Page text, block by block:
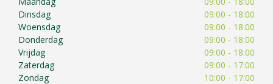
Dinsdag
09:00 - 18:00
Woensdag
09:00 - 18:00
Donderdag
09:00 - 18:00
Vrijdag
09:00 - 18:00
Zaterdag
09:00 - 17:00
Zondag
10:00 - 17:00